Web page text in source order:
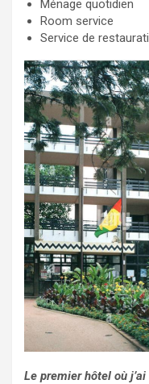
Ménage quotidien
Room service
Service de
Le premier hôtel où